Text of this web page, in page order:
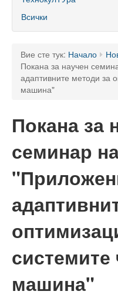
60 години ТУ - Варна
Програма 60 г.
Успели в науката и
60 години Морски
Тържество по
Мандатна програма
Ректор
Структура
Органи за управление
Факултети и Колежи
Факултети
Всички
Вие сте тук: Начало
Покана за научен
адаптивните методи за
машина"
Покана за
семинар
системите
машина"